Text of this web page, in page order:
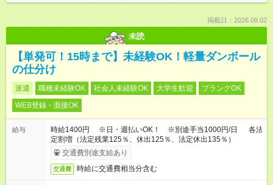
掲載日：2026.08.02
未読
【単発可！15時まで】未経験OK！軽量ダンボール
の仕分け
派遣 職種未経験OK 社会人未経験OK 大学生歓迎
ブランクOK
WEB登録・面接OK
給与
時給1400円 ※日・週払いOK！ ※別途手当1000円/日 各法
定割増（法定残業125％、休出125％、法定休出135％）
交通費別途支給あり
交通費 時給に交通費相当分含む